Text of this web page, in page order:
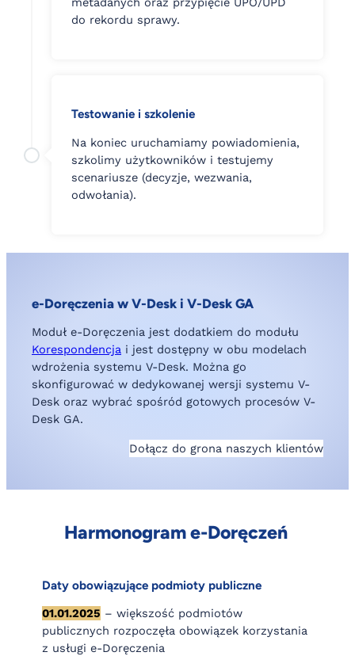
do rekordu sprawy.
Testowanie i szkolenie
Na koniec uruchamiamy powiadomienia,
szkolimy użytkowników i testujemy
scenariusze (decyzje, wezwania,
odwołania).
e-Doręczenia w V-Desk i V-Desk GA
Moduł e-Doręczenia jest dodatkiem do modułu
Korespondencja i jest dostępny w obu modelach
wdrożenia systemu V-Desk. Można go
skonfigurować w dedykowanej wersji systemu V-
Desk oraz wybrać spośród gotowych procesów V-
Desk GA.
Dołącz do grona naszych klientów
Harmonogram e-Doręczeń
Daty obowiązujące podmioty publiczne
01.01.2025 – większość podmiotów
publicznych rozpoczęła obowiązek korzystania
z usługi e-Doręczenia